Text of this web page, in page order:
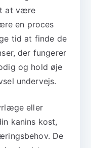
at være
en proces
tid at finde de
der fungerer
og hold øje
undervejs.
eller
kanins kost,
De